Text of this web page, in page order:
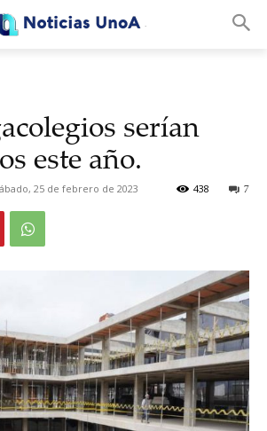
serían
este año.
25 de febrero de 2023 7
438